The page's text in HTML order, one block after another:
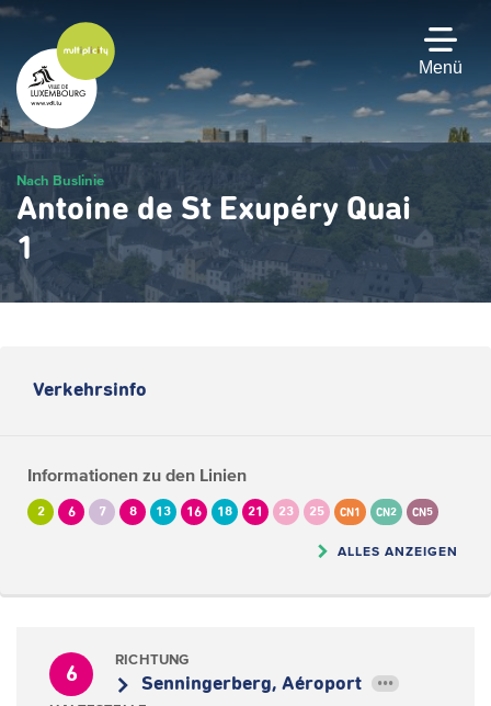
Zum
Hauptinhalt
gehen
Menü
Nach Buslinie
Antoine de St Exupéry Quai
1
Verkehrsinfo
Informationen zu den Linien
2 6 7 8 13 16 18 21 23 25 CN1 CN2 CN5
ALLES ANZEIGEN
6
RICHTUNG
Senningerberg, Aéroport •••